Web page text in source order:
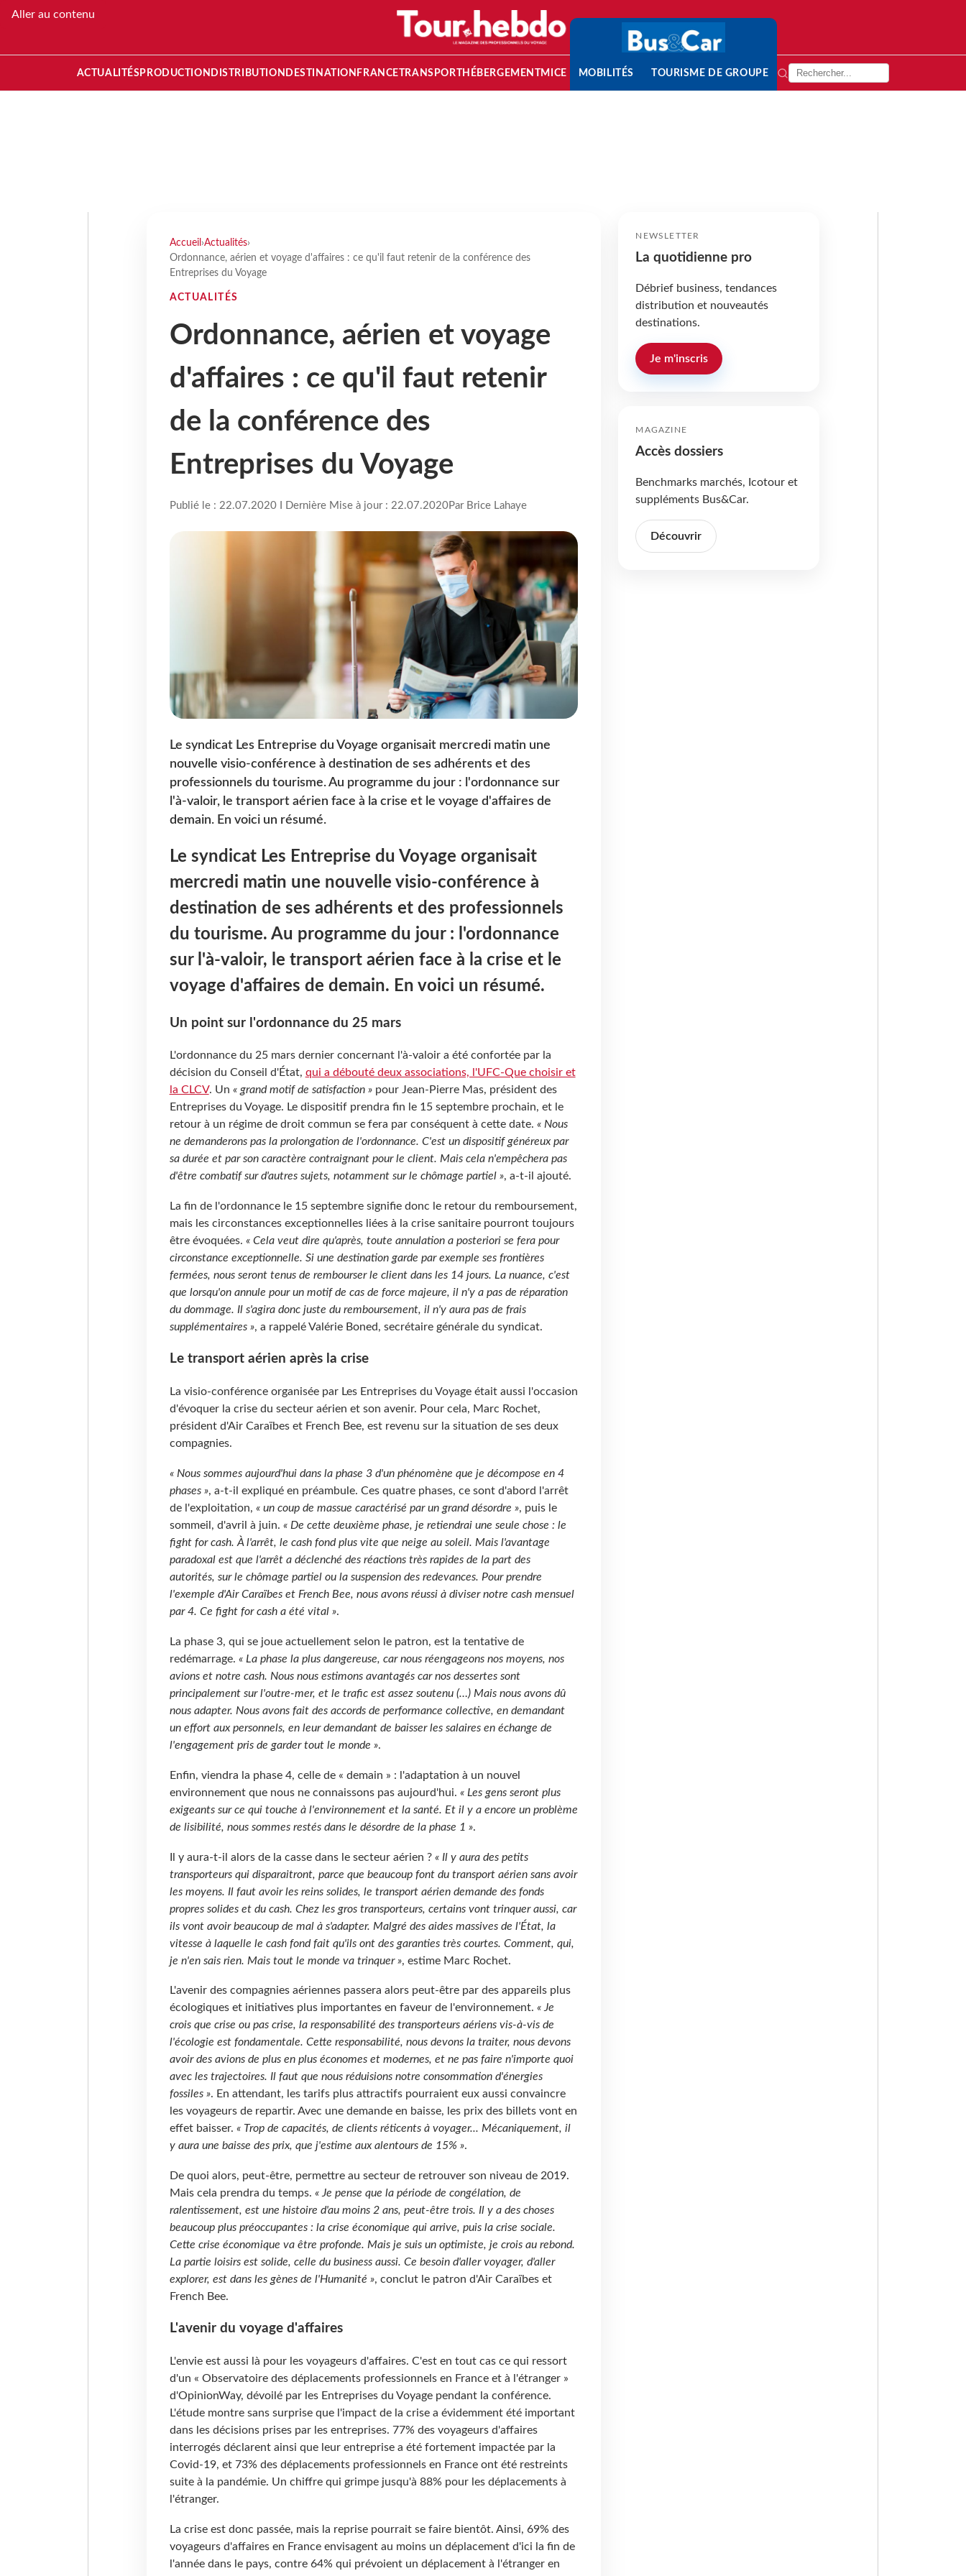
Aller au contenu
ACTUALITÉS PRODUCTION DISTRIBUTION DESTINATION FRANCETRANSPORT HÉBERGEMENTMICE MOBILITÉS TOURISME DE GROUPE
Accueil ›Actualités›
Ordonnance, aérien et voyage d'affaires : ce qu'il faut retenir de la conférence des
Entreprises du Voyage
ACTUALITÉS
Ordonnance, aérien et voyage
d'affaires : ce qu'il faut retenir
de la conférence des
Entreprises du Voyage
Publié le : 22.07.2020 I Dernière Mise à jour : 22.07.2020Par Brice Lahaye
Le syndicat Les Entreprise du Voyage organisait mercredi matin une
nouvelle visio-conférence à destination de ses adhérents et des
professionnels du tourisme. Au programme du jour : l'ordonnance sur
l'à-valoir, le transport aérien face à la crise et le voyage d'affaires de
demain. En voici un résumé.
Le syndicat Les Entreprise du Voyage organisait
mercredi matin une nouvelle visio-conférence à
destination de ses adhérents et des professionnels
du tourisme. Au programme du jour : l'ordonnance
sur l'à-valoir, le transport aérien face à la crise et le
voyage d'affaires de demain. En voici un résumé.
Un point sur l'ordonnance du 25 mars
L'ordonnance du 25 mars dernier concernant l'à-valoir a été confortée par la
décision du Conseil d'État, qui a débouté deux associations, l'UFC-Que choisir et
la CLCV. Un « grand motif de satisfaction »pour Jean-Pierre Mas, président des
Entreprises du Voyage. Le dispositif prendra fin le 15 septembre prochain, et le
retour à un régime de droit commun se fera par conséquent à cette date. « Nous
ne demanderons pas la prolongation de l'ordonnance. C'est un dispositif généreux par
sa durée et par son caractère contraignant pour le client. Mais cela n'empêchera pas
d'être combatif sur d'autres sujets, notamment sur le chômage partiel », a-t-il ajouté.
La fin de l'ordonnance le 15 septembre signifie donc le retour du remboursement,
mais les circonstances exceptionnelles liées à la crise sanitaire pourront toujours
être évoquées. « Cela veut dire qu'après, toute annulation a posteriori se fera pour
circonstance exceptionnelle. Si une destination garde par exemple ses frontières
fermées, nous seront tenus de rembourser le client dans les 14 jours. La nuance, c'est
que lorsqu'on annule pour un motif de cas de force majeure, il n'y a pas de réparation
du dommage. Il s'agira donc juste du remboursement, il n'y aura pas de frais
supplémentaires », a rappelé Valérie Boned, secrétaire générale du syndicat.
Le transport aérien après la crise
La visio-conférence organisée par Les Entreprises du Voyage était aussi l'occasion
d'évoquer la crise du secteur aérien et son avenir. Pour cela, Marc Rochet,
président d'Air Caraïbes et French Bee, est revenu sur la situation de ses deux
compagnies.
« Nous sommes aujourd'hui dans la phase 3 d'un phénomène que je décompose en 4
phases », a-t-il expliqué en préambule. Ces quatre phases, ce sont d'abord l'arrêt
de l'exploitation, « un coup de massue caractérisé par un grand désordre », puis le
sommeil, d'avril à juin. « De cette deuxième phase, je retiendrai une seule chose : le
fight for cash. À l'arrêt, le cash fond plus vite que neige au soleil. Mais l'avantage
paradoxal est que l'arrêt a déclenché des réactions très rapides de la part des
autorités, sur le chômage partiel ou la suspension des redevances. Pour prendre
l'exemple d'Air Caraïbes et French Bee, nous avons réussi à diviser notre cash mensuel
par 4. Ce fight for cash a été vital ».
La phase 3, qui se joue actuellement selon le patron, est la tentative de
redémarrage. « La phase la plus dangereuse, car nous réengageons nos moyens, nos
avions et notre cash. Nous nous estimons avantagés car nos dessertes sont
principalement sur l'outre-mer, et le trafic est assez soutenu (…) Mais nous avons dû
nous adapter. Nous avons fait des accords de performance collective, en demandant
un effort aux personnels, en leur demandant de baisser les salaires en échange de
l'engagement pris de garder tout le monde ».
Enfin, viendra la phase 4, celle de « demain » : l'adaptation à un nouvel
environnement que nous ne connaissons pas aujourd'hui. « Les gens seront plus
exigeants sur ce qui touche à l'environnement et la santé. Et il y a encore un problème
de lisibilité, nous sommes restés dans le désordre de la phase 1 ».
Il y aura-t-il alors de la casse dans le secteur aérien ? « Il y aura des petits
transporteurs qui disparaitront, parce que beaucoup font du transport aérien sans avoir
les moyens. Il faut avoir les reins solides, le transport aérien demande des fonds
propres solides et du cash. Chez les gros transporteurs, certains vont trinquer aussi, car
ils vont avoir beaucoup de mal à s'adapter. Malgré des aides massives de l'État, la
vitesse à laquelle le cash fond fait qu'ils ont des garanties très courtes. Comment, qui,
je n'en sais rien. Mais tout le monde va trinquer », estime Marc Rochet.
L'avenir des compagnies aériennes passera alors peut-être par des appareils plus
écologiques et initiatives plus importantes en faveur de l'environnement. « Je
crois que crise ou pas crise, la responsabilité des transporteurs aériens vis-à-vis de
l'écologie est fondamentale. Cette responsabilité, nous devons la traiter, nous devons
avoir des avions de plus en plus économes et modernes, et ne pas faire n'importe quoi
avec les trajectoires. Il faut que nous réduisions notre consommation d'énergies
fossiles ». En attendant, les tarifs plus attractifs pourraient eux aussi convaincre
les voyageurs de repartir. Avec une demande en baisse, les prix des billets vont en
effet baisser. « Trop de capacités, de clients réticents à voyager... Mécaniquement, il
y aura une baisse des prix, que j'estime aux alentours de 15% ».
De quoi alors, peut-être, permettre au secteur de retrouver son niveau de 2019.
Mais cela prendra du temps. « Je pense que la période de congélation, de
ralentissement, est une histoire d'au moins 2 ans, peut-être trois. Il y a des choses
beaucoup plus préoccupantes : la crise économique qui arrive, puis la crise sociale.
Cette crise économique va être profonde. Mais je suis un optimiste, je crois au rebond.
La partie loisirs est solide, celle du business aussi. Ce besoin d'aller voyager, d'aller
explorer, est dans les gènes de l'Humanité », conclut le patron d'Air Caraïbes et
French Bee.
L'avenir du voyage d'affaires
L'envie est aussi là pour les voyageurs d'affaires. C'est en tout cas ce qui ressort
d'un « Observatoire des déplacements professionnels en France et à l'étranger »
d'OpinionWay, dévoilé par les Entreprises du Voyage pendant la conférence.
L'étude montre sans surprise que l'impact de la crise a évidemment été important
dans les décisions prises par les entreprises. 77% des voyageurs d'affaires
interrogés déclarent ainsi que leur entreprise a été fortement impactée par la
Covid-19, et 73% des déplacements professionnels en France ont été restreints
suite à la pandémie. Un chiffre qui grimpe jusqu'à 88% pour les déplacements à
l'étranger.
La crise est donc passée, mais la reprise pourrait se faire bientôt. Ainsi, 69% des
voyageurs d'affaires en France envisagent au moins un déplacement d'ici la fin de
l'année dans le pays, contre 64% qui prévoient un déplacement à l'étranger en
NEWSLETTER
La quotidienne pro
Débrief business, tendances
distribution et nouveautés
destinations.
Je m'inscris
MAGAZINE
Accès dossiers
Benchmarks marchés, Icotour et
suppléments Bus&Car.
Découvrir